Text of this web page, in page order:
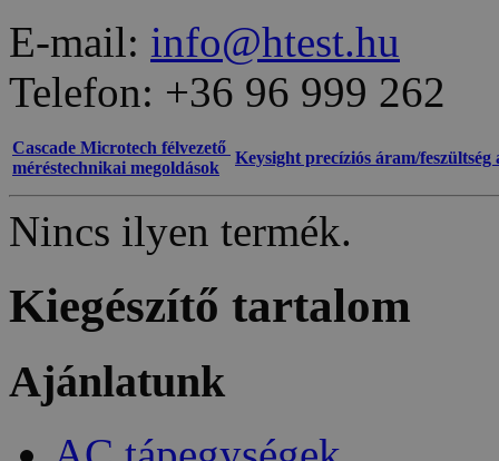
E-mail: info@htest.hu
Telefon: +36 96 999 262
Cascade Microtech félvezető
méréstechnikai megoldások
Keysight precíziós áram/feszültség
Nincs ilyen termék.
Kiegészítő tartalom
Ajánlatunk